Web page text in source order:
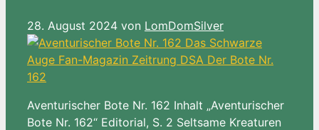
28. August 2024 von LomDomSilver
Aventurischer Bote Nr. 162 Inhalt „Aventurischer
Bote Nr. 162“ Editorial, S. 2 Seltsame Kreaturen